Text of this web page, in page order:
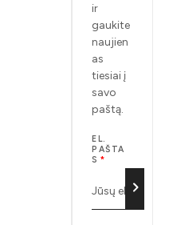
ir
gaukite
naujien
as
tiesiai į
savo
paštą.
EL.
PAŠTA
S